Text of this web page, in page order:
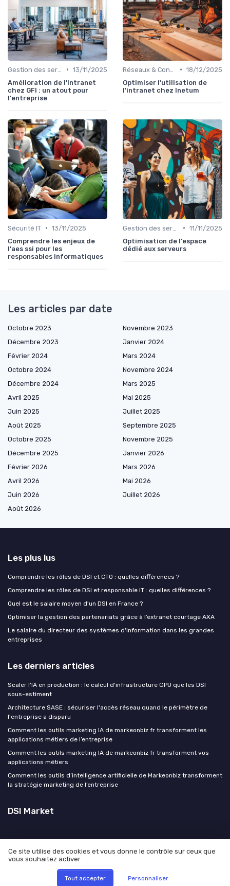
• 13/11/2025
Amélioration de l'Intranet
chez GFI : un atout pour
l'entreprise
• 18/12/2025
Optimiser l'utilisation de
l'intranet chez Inetum
Sécurité IT • 13/11/2025
Comprendre les enjeux de
l'aes ssi pour les
responsables informatiques
• 11/11/2025
Optimisation de l'espace
dédié aux serveurs
Les articles par date
Octobre 2023
Novembre 2023
Décembre 2023
Janvier 2024
Février 2024
Mars 2024
Octobre 2024
Novembre 2024
Décembre 2024
Mars 2025
Avril 2025
Mai 2025
Juin 2025
Juillet 2025
Août 2025
Septembre 2025
Octobre 2025
Novembre 2025
Décembre 2025
Janvier 2026
Février 2026
Mars 2026
Avril 2026
Mai 2026
Juin 2026
Juillet 2026
Août 2026
Les plus lus
Comprendre les rôles de DSI et CTO : quelles différences ?
Comprendre les rôles de DSI et responsable IT : quelles différences ?
Quel est le salaire moyen d'un DSI en France ?
Optimiser la gestion des partenariats grâce à l’extranet courtage AXA
Le salaire du directeur des systèmes d'information dans les grandes
entreprises
Les derniers articles
Scaler l'IA en production : le calcul d'infrastructure GPU que les DSI
sous-estiment
Architecture SASE : sécuriser l'accès réseau quand le périmètre de
l'entreprise a disparu
Comment les outils marketing IA de markeonbiz fr transforment les
applications métiers de l’entreprise
Comment les outils marketing IA de markeonbiz fr transforment vos
applications métiers
Comment les outils d’intelligence artificielle de Markeonbiz transforment
la stratégie marketing de l’entreprise
DSI Market
Mentions légales
© DSI Market 2026
Ce site utilise des cookies et vous donne le contrôle sur ceux que
vous souhaitez activer
Tout accepter Personnaliser